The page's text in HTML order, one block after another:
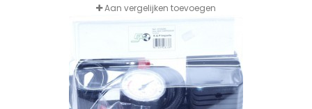
Aan vergelijken toevoegen